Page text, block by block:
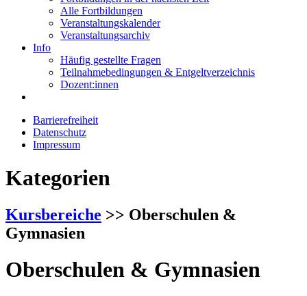
Alle Fortbildungen
Veranstaltungskalender
Veranstaltungsarchiv
Info
Häufig gestellte Fragen
Teilnahmebedingungen & Entgeltverzeichnis
Dozent:innen
Barrierefreiheit
Datenschutz
Impressum
Kategorien
Kursbereiche >> Oberschulen &
Gymnasien
Oberschulen & Gymnasien